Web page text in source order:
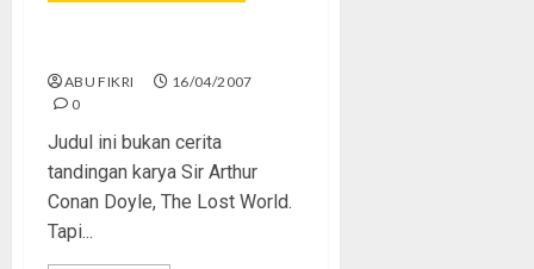
ABU FIKRI
16/04/2007
0
Judul ini bukan cerita
tandingan karya Sir Arthur
Conan Doyle, The Lost World.
Tapi...